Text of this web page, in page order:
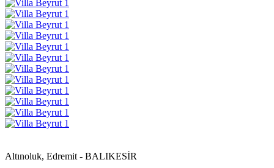
Altınoluk, Edremit - BALIKESİR